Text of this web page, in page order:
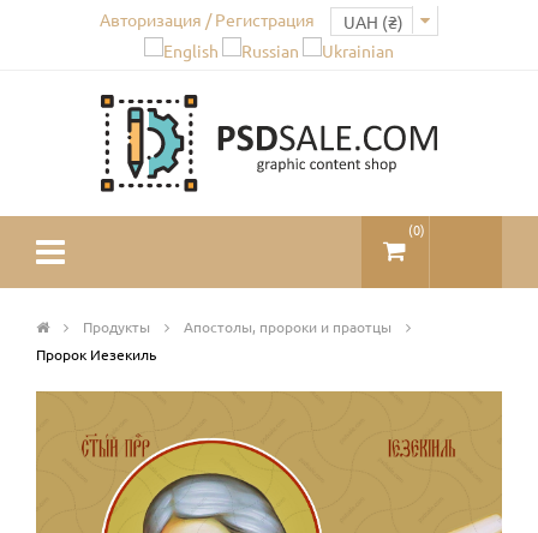
Авторизация / Регистрация
(0)
Продукты
Апостолы, пророки и праотцы
Пророк Иезекиль